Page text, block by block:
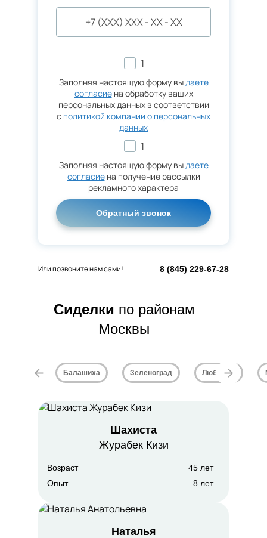
1
Заполняя настоящую форму выдаете
согласиена обработку ваших
персональных данных в соответствии
с политикой компании о персональных
данных
1
Заполняя настоящую форму выдаете
согласиена получение рассылки
рекламного характера
Оставьте это поле пустым.
Или позвоните нам сами! 8 (845) 229-67-28
Сиделки по районам
Москвы
Балашиха Зеленоград Люберцы
Шахиста
Журабек Кизи
Возраст
45 лет
Опыт
8 лет
Наталья